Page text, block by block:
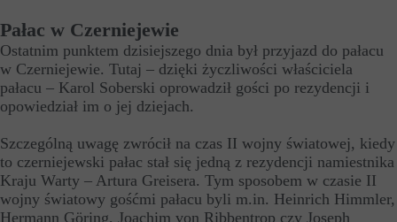
Pałac w Czerniejewie
Ostatnim punktem dzisiejszego dnia był przyjazd do pałacu
w Czerniejewie. Tutaj – dzięki życzliwości właściciela
pałacu – Karol Soberski oprowadził gości po rezydencji i
opowiedział im o jej dziejach.
Szczególną uwagę zwrócił na czas II wojny światowej, kiedy
to czerniejewski pałac stał się jedną z rezydencji namiestnika
Kraju Warty – Artura Greisera. Tym sposobem w czasie II
wojny światowy gośćmi pałacu byli m.in. Heinrich Himmler,
Hermann Göring, Joachim von Ribbentrop czy Joseph